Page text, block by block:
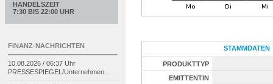
STAMMDATEN
PRODUKTTYP
EMITTENTIN
HANDELSZEIT
7:30 BIS 22:00 UHR
FINANZ-NACHRICHTEN
10.08.2026 / 06:37 Uhr
PRESSESPIEGEL/Unternehmen...